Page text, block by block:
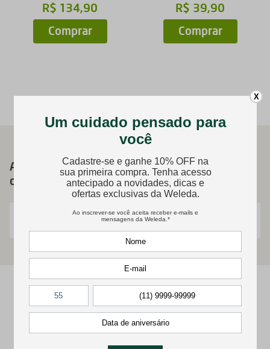
R$ 134,90
Comprar
R$ 39,90
Comprar
Assine nossa newsletter agora e receba 10%
de desconto no seu primeiro pedido!
Insira o endereço de e-mail
X